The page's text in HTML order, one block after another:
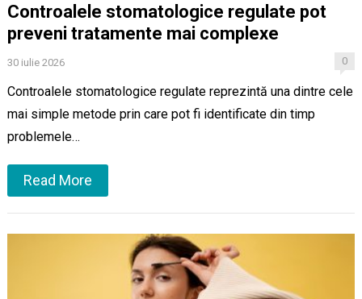
Controalele stomatologice regulate pot
preveni tratamente mai complexe
30 iulie 2026 0
Controalele stomatologice regulate reprezintă una dintre cele
mai simple metode prin care pot fi identificate din timp
problemele…
Read More